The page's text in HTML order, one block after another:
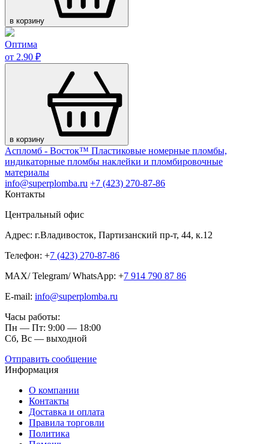
в корзину
Оптима
от 2.90 ₽
в корзину
Аспломб - Восток™ Пластиковые номерные пломбы,
индикаторные пломбы наклейки и пломбировочные
материалы
info@superplomba.ru +7 (423) 270-87-86
Контакты
Центральный офис
Адрес: г.Владивосток, Партизанский пр-т, 44, к.12
Телефон: +7 (423) 270-87-86
MAX/ Telegram/ WhatsApp: +7 914 790 87 86
E-mail: info@superplomba.ru
Часы работы:
Пн — Пт: 9:00 — 18:00
Сб, Вc — выходной
Отправить сообщение
Информация
О компании
Контакты
Доставка и оплата
Правила торговли
Политика